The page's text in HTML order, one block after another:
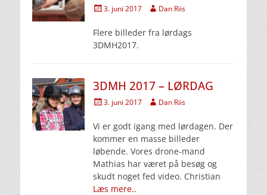
Udgivet
3. juni 2017 Forfatter
Dan Riis
Flere billeder fra lørdags
3DMH2017.
3DMH 2017 – LØRDAG
Udgivet
3. juni 2017 Forfatter
Dan Riis
Vi er godt igang med lørdagen. Der
kommer en masse billeder
løbende. Vores drone-mand
Mathias har været på besøg og
skudt noget fed video. Christian
Læs mere..